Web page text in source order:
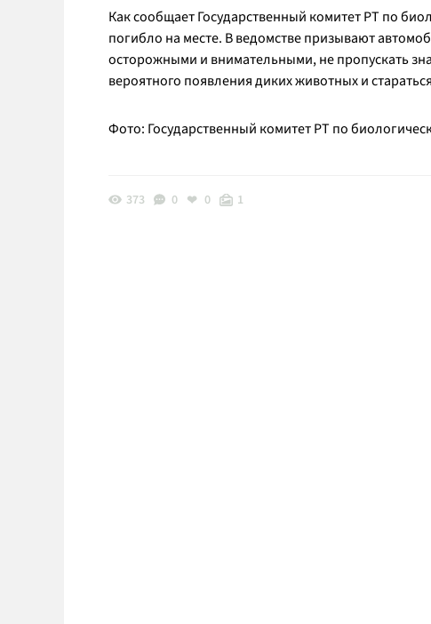
Как сообщает Государственный комитет РТ по
погибло на месте. В ведомстве призывают
осторожными и внимательными, не пропускать
вероятного появления диких животных и
Фото: Государственный комитет РТ по
373 0 0 1